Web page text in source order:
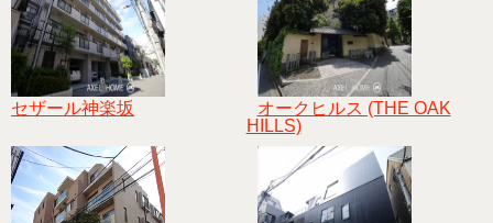
セザール神楽坂
オークヒルス (THE OAK
HILLS)